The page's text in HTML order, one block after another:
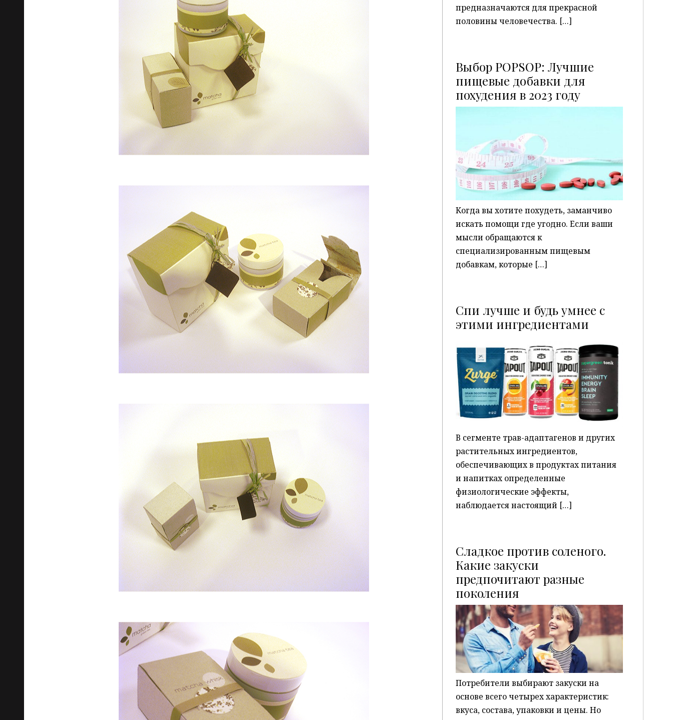
предназначаются для прекрасной
половины человечества. […]
Выбор POPSOP: Лучшие
пищевые добавки для
похудения в 2023 году
P
Когда вы хотите похудеть, заманчиво
искать помощи где угодно. Если ваши
мысли обращаются к
специализированным пищевым
добавкам, которые […]
Спи лучше и будь умнее с
этими ингредиентами
P
В сегменте трав-адаптагенов и других
растительных ингредиентов,
обеспечивающих в продуктах питания
и напитках определенные
физиологические эффекты,
наблюдается настоящий […]
Сладкое против соленого.
Какие закуски
предпочитают разные
поколенияP
Потребители выбирают закуски на
основе всего четырех характеристик:
вкуса, состава, упаковки и цены. Но